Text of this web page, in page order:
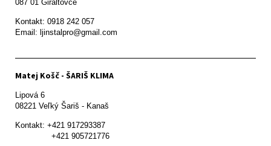
087 01 Giraltovce
Kontakt: 0918 242 057
Email: ljinstalpro@gmail.com
Matej Košč - ŠARIŠ KLIMA
Lipová 6
08221 Veľký Šariš - Kanaš
Kontakt: +421 917293387